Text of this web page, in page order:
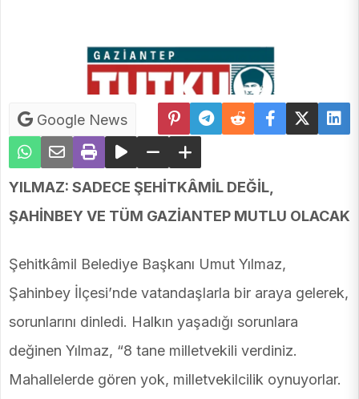
Google News
YILMAZ: SADECE ŞEHİTKÂMİL DEĞİL,
ŞAHİNBEY VE TÜM GAZİANTEP MUTLU OLACAK
Şehitkâmil Belediye Başkanı Umut Yılmaz,
Şahinbey İlçesi’nde vatandaşlarla bir araya gelerek,
sorunlarını dinledi. Halkın yaşadığı sorunlara
değinen Yılmaz, “8 tane milletvekili verdiniz.
Mahallelerde gören yok, milletvekilcilik oynuyorlar.